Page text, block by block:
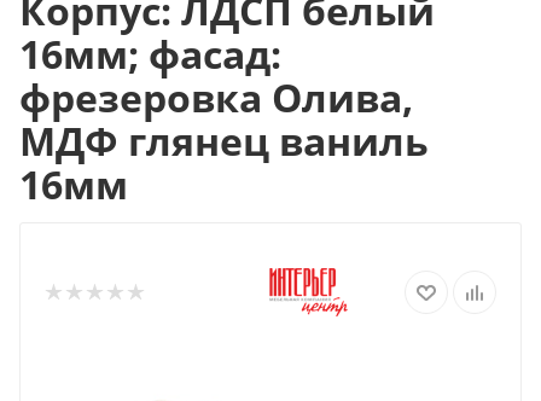
16мм; фасад:
фрезеровка Олива,
МДФ глянец ваниль
16мм